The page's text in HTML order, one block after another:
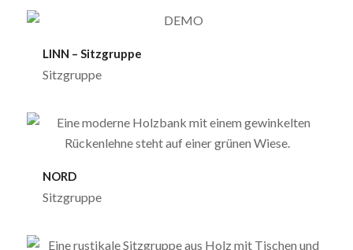
LINN – Sitzgruppe
Sitzgruppe
NORD
Sitzgruppe